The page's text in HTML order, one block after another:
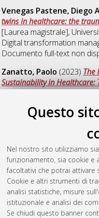
Questo
Nel nostro sito utilizziamo
funzionamento, sia cookie e
facoltativi che potrai attivare
Cookie e altri strumenti di
analisi statistiche, misure
istituzionale e analisi dei
Se chiudi questo banner
Venegas Pastene, Diego
twins in healthcare: the
[Laurea magistrale],
Digital transformation
Documento full-text non
Zanatto, Paolo (2023) The
Sustainability in Healthcare:
Çendik, Ezginur
Systems: A Case Study of
Bologna, Corso di Studio in
management [LM-DM270]
disponibile
Questa lista e' stata